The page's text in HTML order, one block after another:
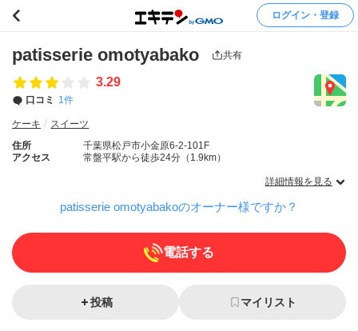
ログイン・登録
patisserie omotyabako 共有
3.29
口コミ 1件
ケーキ
スイーツ
住所
千葉県松戸市小金原6-2-101F
アクセス
常盤平駅から徒歩24分（1.9km）
詳細情報を見る
patisserie omotyabakoのオーナー様ですか？
電話する
投稿 マイリスト